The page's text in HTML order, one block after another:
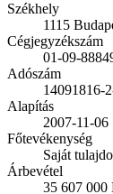
Székhely
1115
Cégjegyzékszám
01-09-
Adószám
14091816-
Alapítás
2007-11-06
Főtevékenység
Saját
Árbevétel
35 607 000